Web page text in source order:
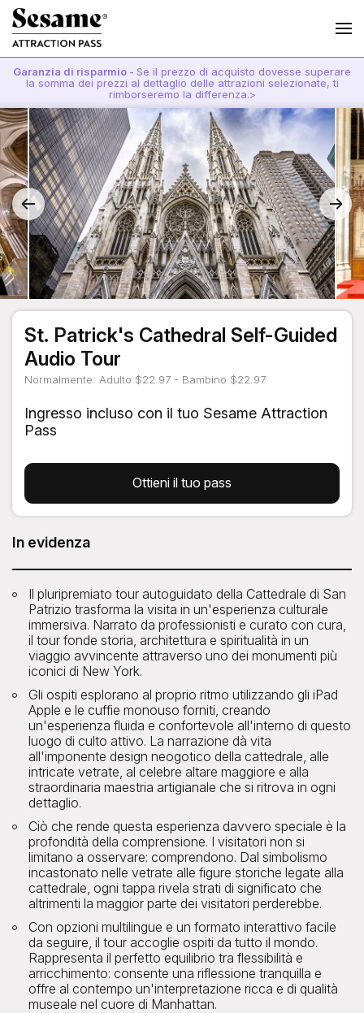
Garanzia di risparmio - Se il prezzo di acquisto dovesse superare
la somma dei prezzi al dettaglio delle attrazioni selezionate, ti
rimborseremo la differenza.>
St. Patrick's Cathedral Self-Guided
Audio Tour
Normalmente: Adulto $22.97 - Bambino $22.97
Ingresso incluso con il tuo Sesame Attraction
Pass
Ottieni il tuo pass
In evidenza
Il pluripremiato tour autoguidato della Cattedrale di San
Patrizio trasforma la visita in un'esperienza culturale
immersiva. Narrato da professionisti e curato con cura,
il tour fonde storia, architettura e spiritualità in un
viaggio avvincente attraverso uno dei monumenti più
iconici di New York.
Gli ospiti esplorano al proprio ritmo utilizzando gli iPad
Apple e le cuffie monouso forniti, creando
un'esperienza fluida e confortevole all'interno di questo
luogo di culto attivo. La narrazione dà vita
all'imponente design neogotico della cattedrale, alle
intricate vetrate, al celebre altare maggiore e alla
straordinaria maestria artigianale che si ritrova in ogni
dettaglio.
Ciò che rende questa esperienza davvero speciale è la
profondità della comprensione. I visitatori non si
limitano a osservare: comprendono. Dal simbolismo
incastonato nelle vetrate alle figure storiche legate alla
cattedrale, ogni tappa rivela strati di significato che
altrimenti la maggior parte dei visitatori perderebbe.
Con opzioni multilingue e un formato interattivo facile
da seguire, il tour accoglie ospiti da tutto il mondo.
Rappresenta il perfetto equilibrio tra flessibilità e
arricchimento: consente una riflessione tranquilla e
offre al contempo un'interpretazione ricca e di qualità
museale nel cuore di Manhattan.